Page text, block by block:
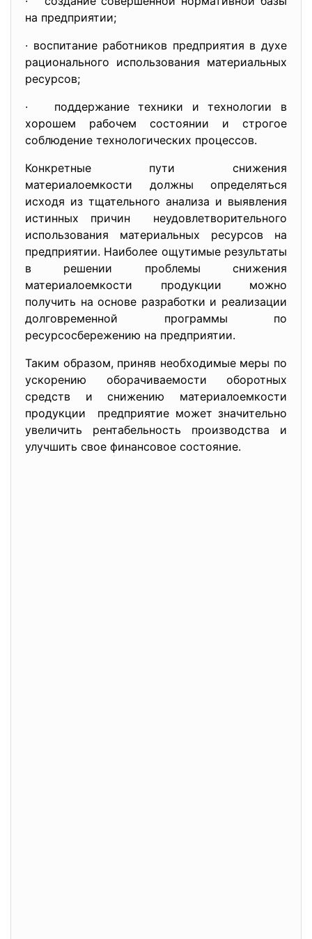
на предприятии;
· воспитание работников предприятия в духе
рационального использования материальных
ресурсов;
· поддержание техники и технологии в
хорошем рабочем состоянии и строгое
соблюдение технологических процессов.
Конкретные пути снижения
материалоемкости должны определяться
исходя из тщательного анализа и выявления
истинных причин неудовлетворительного
использования материальных ресурсов на
предприятии. Наиболее ощутимые результаты
в решении проблемы снижения
материалоемкости продукции можно
получить на основе разработки и реализации
долговременной программы по
ресурсосбережению на предприятии.
Таким образом, приняв необходимые меры по
ускорению оборачиваемости оборотных
средств и снижению материалоемкости
продукции предприятие может значительно
увеличить рентабельность производства и
улучшить свое финансовое состояние.